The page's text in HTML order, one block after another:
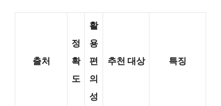
출처
정
확
도
활
용
편
의
성
추천 대상 특징